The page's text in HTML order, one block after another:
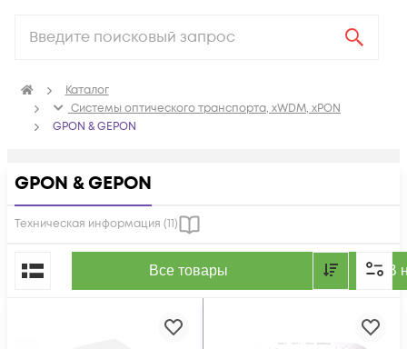
Каталог
Системы оптического транспорта, xWDM, xPON
GPON & GEPON
GPON & GEPON
Техническая информация (11)
Все товары В
По популярности